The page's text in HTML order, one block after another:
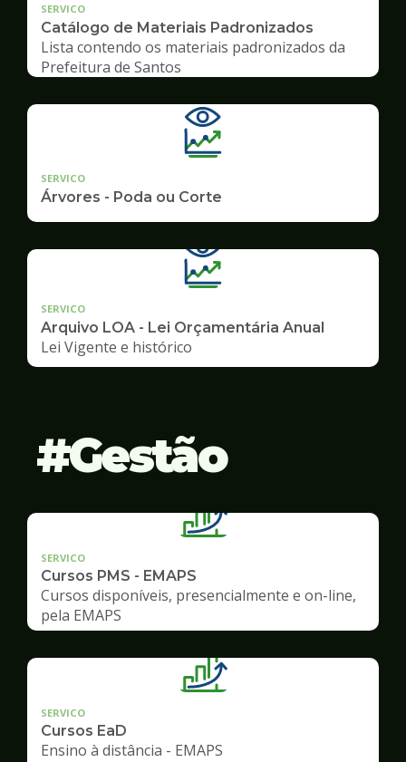
SERVICO
Catálogo de Materiais Padronizados
Lista contendo os materiais padronizados da
Prefeitura de Santos
SERVICO
Árvores - Poda ou Corte
SERVICO
Arquivo LOA - Lei Orçamentária Anual
Lei Vigente e histórico
Gestão
SERVICO
Cursos PMS - EMAPS
Cursos disponíveis, presencialmente e on-line,
pela EMAPS
SERVICO
Cursos EaD
Ensino à distância - EMAPS